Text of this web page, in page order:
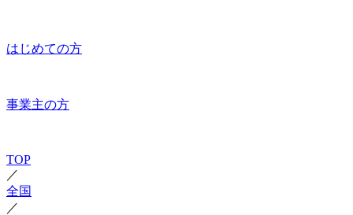
はじめての方
事業主の方
TOP
／
全国
／